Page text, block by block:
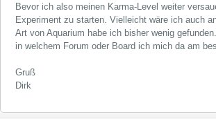
Bevor ich also meinen Karma-Level weiter
Experiment zu starten. Vielleicht wäre ich auch
Art von Aquarium habe ich bisher wenig
in welchem Forum oder Board ich mich da am
Gruß
Dirk